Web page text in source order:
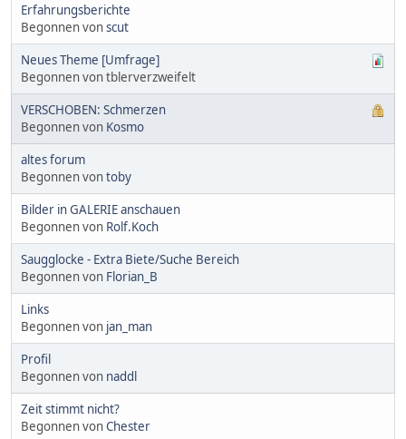
Erfahrungsberichte
Begonnen vonscut
Neues Theme [Umfrage]
Begonnen von tblerverzweifelt
VERSCHOBEN: Schmerzen
Begonnen von Kosmo
altes forum
Begonnen vontoby
Bilder in GALERIE anschauen
Begonnen von Rolf.Koch
Saugglocke - Extra Biete/Suche Bereich
Begonnen von Florian_B
Links
Begonnen von jan_man
Profil
Begonnen von naddl
Zeit stimmt nicht?
Begonnen vonChester